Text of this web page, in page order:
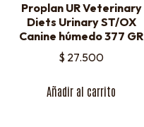
Proplan UR Veterinary
Diets Urinary ST/OX
Canine húmedo 377 GR
$ 27.500
Añadir al carrito